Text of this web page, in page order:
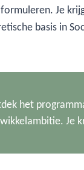
Je
basis in
ondersteunt je bij
het
Je